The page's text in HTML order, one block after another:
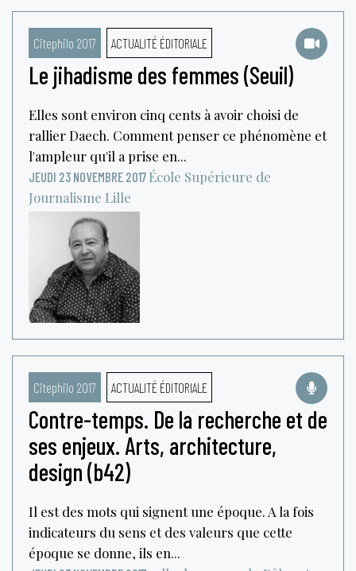
Citephilo 2017 ACTUALITÉ ÉDITORIALE
Le jihadisme des femmes (Seuil)
Elles sont environ cinq cents à avoir choisi de
rallier Daech. Comment penser ce phénomène et
l'ampleur qu'il a prise en...
JEUDI 23 NOVEMBRE 2017 École Supérieure de
Journalisme Lille
Citephilo 2017 ACTUALITÉ ÉDITORIALE
Contre-temps. De la recherche et de
ses enjeux. Arts, architecture,
design (b42)
Il est des mots qui signent une époque. A la fois
indicateurs du sens et des valeurs que cette
époque se donne, ils en...